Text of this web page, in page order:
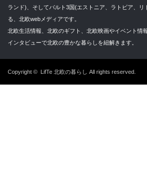
ランド)、そしてバルト3国(エストニア、ラトビア、
る、北欧webメディアです。
北欧生活情報、北欧のギフト、北欧映画やイベント情
インタビューで北欧の豊かな暮らしを紐解きます。
Copyright © LifTe 北欧の暮らし All rights reserved.